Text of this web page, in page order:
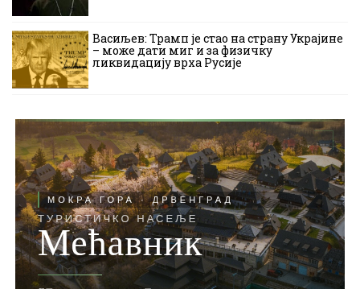
Васиљев: Трамп је стао на страну Украјине
– може дати миг и за физичку
ликвидацију врха Русије